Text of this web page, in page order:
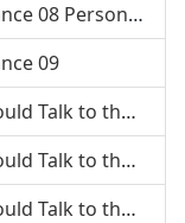
安妮鲜花推荐 美国儿童歌曲 Let's Dance 08 Personality
09
安妮鲜花推荐 美国儿童歌曲 If We Could Talk to the Animal 01 Hound Dog
安妮鲜花推荐 美国儿童歌曲 If We Could Talk to the Animal 02 If We Could Talk To The Animals
安妮鲜花推荐 美国儿童歌曲 If We Could Talk to the Animal 03 Five Little Monkeys